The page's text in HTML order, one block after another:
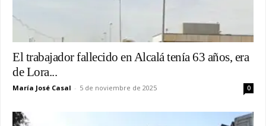
El trabajador fallecido en Alcalá tenía 63 años, era
de Lora...
María José Casal - 5 de noviembre de 2025 0